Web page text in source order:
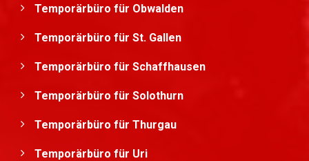
Temporärbüro für Obwalden
Temporärbüro für St. Gallen
Temporärbüro für Schaffhausen
Temporärbüro für Solothurn
Temporärbüro für Thurgau
Temporärbüro für Uri